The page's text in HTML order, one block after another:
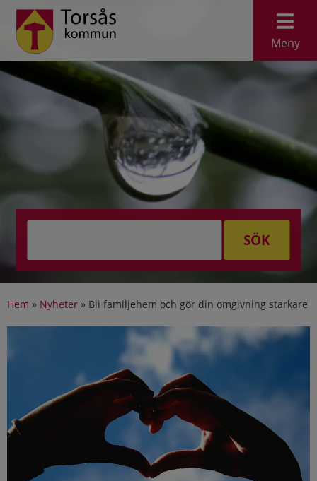
Meny
SÖK
Hem » Nyheter » Bli familjehem och gör din omgivning starkare